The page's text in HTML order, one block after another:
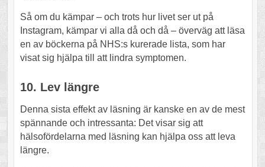
Så om du kämpar – och trots hur livet ser ut på
Instagram, kämpar vi alla då och då – överväg att läsa
en av böckerna på NHS:s kurerade lista, som har
visat sig hjälpa till att lindra symptomen.
10. Lev längre
Denna sista effekt av läsning är kanske en av de mest
spännande och intressanta: Det visar sig att
hälsofördelarna med läsning kan hjälpa oss att leva
längre.